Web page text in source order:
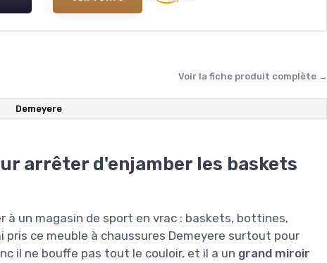
Voir la fiche produit complète →
Demeyere
arrêter d'enjamber les baskets
à un magasin de sport en vrac : baskets, bottines,
ce meuble à chaussures Demeyere surtout pour
il ne bouffe pas tout le couloir, et il a un grand miroir